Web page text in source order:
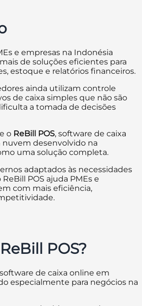
e empresas na Indonésia
de soluções eficientes para
estoque e relatórios financeiros.
ainda utilizam controle
de caixa simples que não são
a tomada de decisões
o ReBill POS, software de caixa
desenvolvido na
uma solução completa.
adaptados às necessidades
POS ajuda PMEs e
com mais eficiência,
POS?
de caixa online em
especialmente para negócios na